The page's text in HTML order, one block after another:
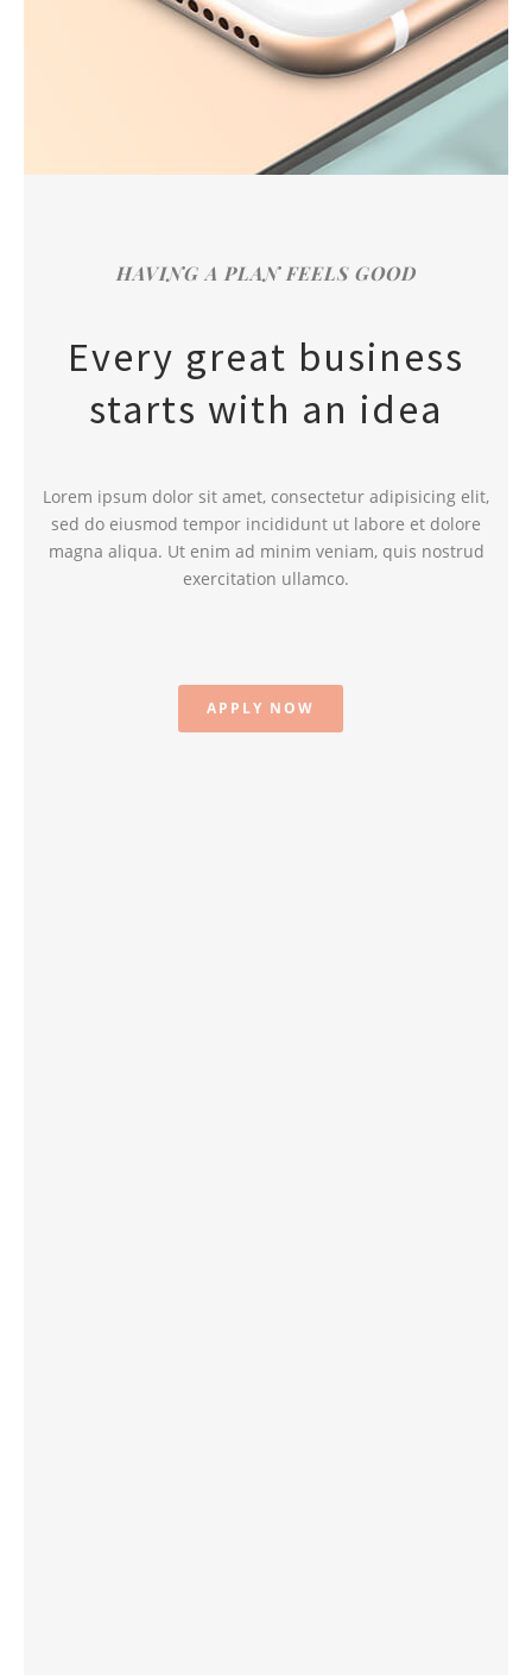
HAVING A PLAN FEELS GOOD
Every great business
starts with an idea
Lorem ipsum dolor sit amet, consectetur adipisicing elit,
sed do eiusmod tempor incididunt ut labore et dolore
magna aliqua. Ut enim ad minim veniam, quis nostrud
exercitation ullamco.
APPLY NOW